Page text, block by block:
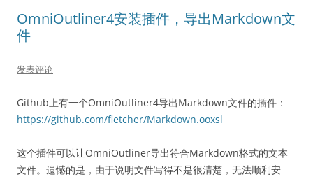
OmniOutliner4安装插件，导出Markdown文
件
发表评论
Github上有一个OmniOutliner4导出Markdown文件的插件：
https://github.com/fletcher/Markdown.ooxsl
这个插件可以让OmniOutliner导出符合Markdown格式的文本
文件。遗憾的是，由于说明文件写得不是很清楚，无法顺利安